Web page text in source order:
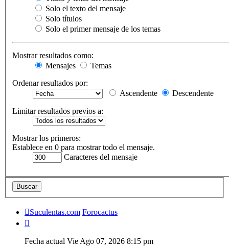
Solo el texto del mensaje
Solo títulos
Solo el primer mensaje de los temas
Mostrar resultados como:
Mensajes
Temas
Ordenar resultados por:
Ascendente
Descendente
Limitar resultados previos a:
Mostrar los primeros:
Establece en 0 para mostrar todo el mensaje.
Caracteres del mensaje
Suculentas.com Forocactus
Fecha actual Vie Ago 07, 2026 8:15 pm